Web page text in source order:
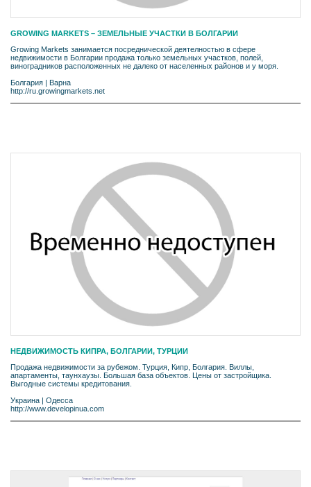
GROWING MARKETS – ЗЕМЕЛЬНЫЕ УЧАСТКИ В БОЛГАРИИ
Growing Markets занимается посреднической деятелностью в сфере
недвижимости в Болгарии продажа только земельных участков, полей,
виноградников расположенных не далеко от населенных районов и у моря.
Болгария | Варна
http://ru.growingmarkets.net
НЕДВИЖИМОСТЬ КИПРА, БОЛГАРИИ, ТУРЦИИ
Продажа недвижимости за рубежом. Турция, Кипр, Болгария. Виллы,
апартаменты, таунхаузы. Большая база объектов. Цены от застройщика.
Выгодные системы кредитования.
Украина
Одесса
http://www.developinua.com